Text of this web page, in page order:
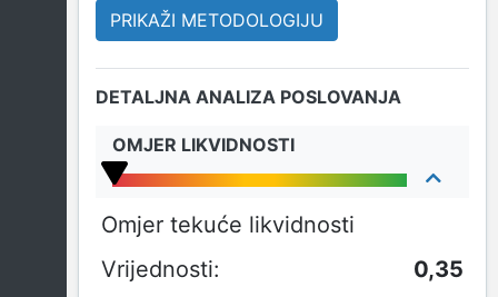
PRIKAŽI METODOLOGIJU
DETALJNA ANALIZA POSLOVANJA
OMJER LIKVIDNOSTI
Omjer tekuće likvidnosti
0,35